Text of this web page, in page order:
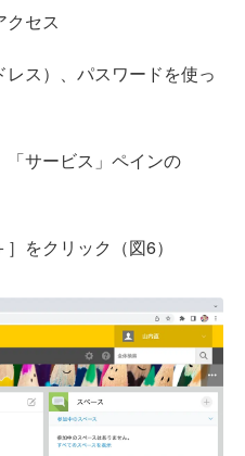
クセス
ス）、パスワードを使っ
サービス」ペインの
をクリック（図6）